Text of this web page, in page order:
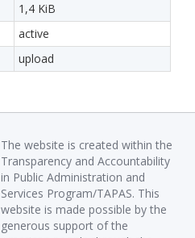
1,4 KiB
active
upload
The website is created within the
Transparency and Accountability
in Public Administration and
Services Program/TAPAS. This
website is made possible by the
generous support of the